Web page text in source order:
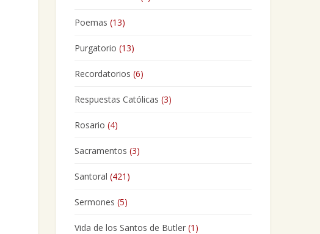
Poemas (13)
Purgatorio (13)
Recordatorios (6)
Respuestas Católicas (3)
Rosario (4)
Sacramentos (3)
Santoral (421)
Sermones (5)
Vida de los Santos de Butler (1)